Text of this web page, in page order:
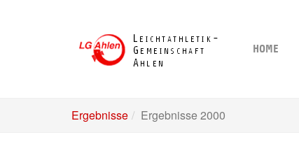
HOME
Ergebnisse Ergebnisse 2000